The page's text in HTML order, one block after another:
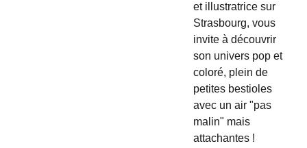
et illustratrice sur
Strasbourg, vous
invite à découvrir
son univers pop et
coloré, plein de
petites bestioles
avec un air "pas
malin" mais
attachantes !